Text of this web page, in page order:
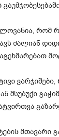
ძალიან
მსუბუქი
მთავარი